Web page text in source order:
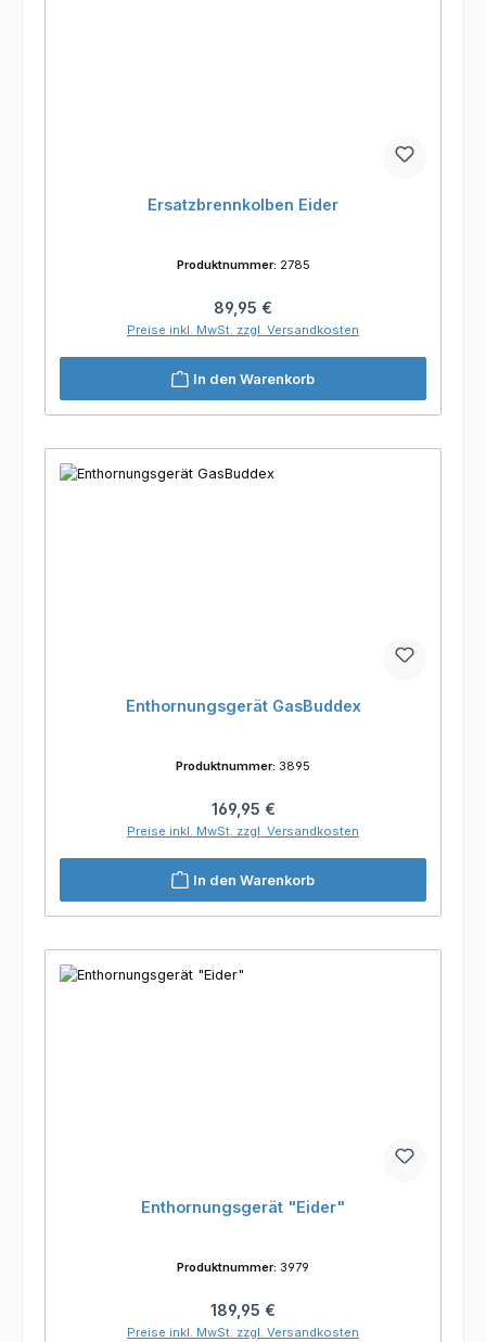
Ersatzbrennkolben Eider
Produktnummer: 2785
Regulärer Preis:
89,95 €
Preise inkl. MwSt. zzgl. Versandkosten
In den Warenkorb
Enthornungsgerät GasBuddex
Produktnummer: 3895
Regulärer Preis:
169,95 €
Preise inkl. MwSt. zzgl. Versandkosten
In den Warenkorb
Enthornungsgerät "Eider"
Produktnummer: 3979
Regulärer Preis:
189,95 €
Preise inkl. MwSt. zzgl. Versandkosten